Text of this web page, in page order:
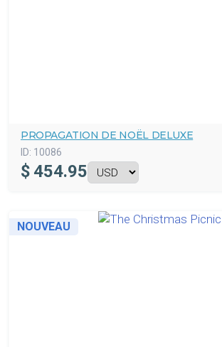
PROPAGATION DE NOËL DELUXE
ID: 10086
$ 454.95
NOUVEAU